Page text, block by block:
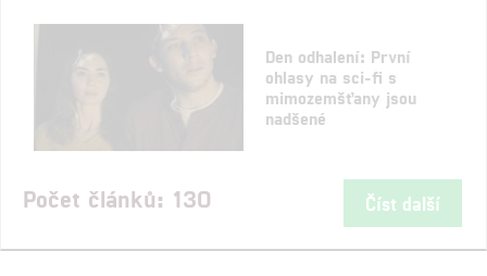
Den odhalení: První
ohlasy na sci-fi s
mimozemšťany jsou
nadšené
Počet článků: 130 Číst další